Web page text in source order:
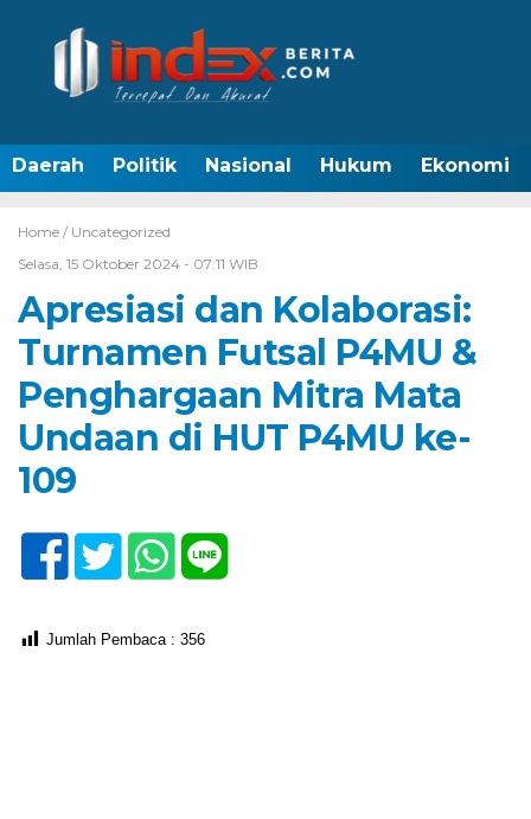
Daerah Politik Nasional Hukum Ekonomi
Home / Uncategorized
Selasa, 15 Oktober 2024 - 07:11 WIB
Apresiasi dan Kolaborasi:
Turnamen Futsal P4MU &
Penghargaan Mitra Mata
Undaan di HUT P4MU ke-
109
Jumlah Pembaca : 356